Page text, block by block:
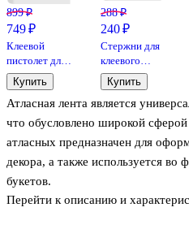
Атласная лента является
что обусловлено широкой
атласных предназначен для
декора, а также используется во
букетов.
Изделие представляет собой
Перейти к описанию и
899 ₽
749 ₽
Клеевой
пистолет для
декорирования
20W, для
стержней 7мм
Купить
288 ₽
240 ₽
Стержни для
клеевого
пистолета,
d=7мм*18см,
7 штук
Купить